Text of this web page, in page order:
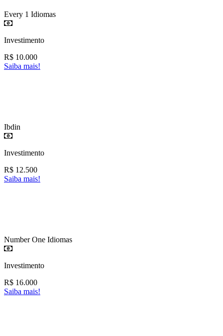
Every 1 Idiomas
Investimento
R$ 10.000
Saiba mais!
Ibdin
Investimento
R$ 12.500
Saiba mais!
Number One Idiomas
Investimento
R$ 16.000
Saiba mais!